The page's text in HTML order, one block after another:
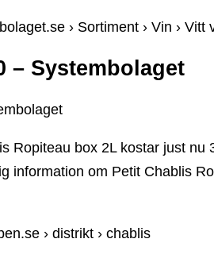
› Sortiment › Vin › Vitt
– Systembolaget
Ropiteau box 2L kostar just nu
information om Petit Chablis
› distrikt › chablis